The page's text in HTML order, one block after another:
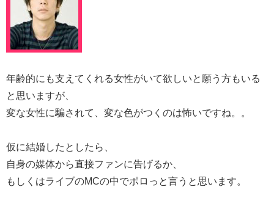
年齢的にも支えてくれる女性がいて欲しいと願う方もいる
と思いますが、
変な女性に騙されて、変な色がつくのは怖いですね。。
仮に結婚したとしたら、
自身の媒体から直接ファンに告げるか、
もしくはライブのMCの中でポロっと言うと思います。